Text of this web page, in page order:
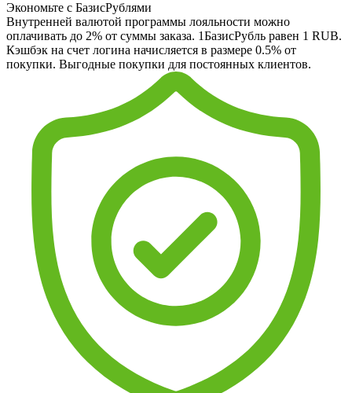
Экономьте с БазисРублями
Внутренней валютой программы лояльности можно
оплачивать до 2% от суммы заказа. 1БазисРубль равен 1 RUB.
Кэшбэк на счет логина начисляется в размере 0.5% от
покупки. Выгодные покупки для постоянных клиентов.